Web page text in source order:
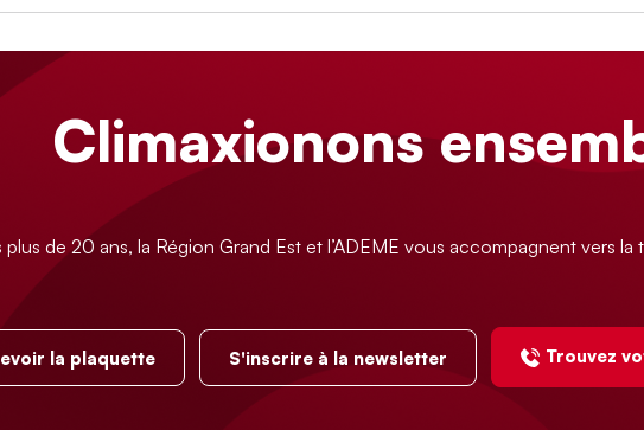
Climaxionons
plus de 20 ans, la Région Grand Est et l’ADEME vous accompagnent vers
la plaquette S'inscrire à la newsletter Trouvez